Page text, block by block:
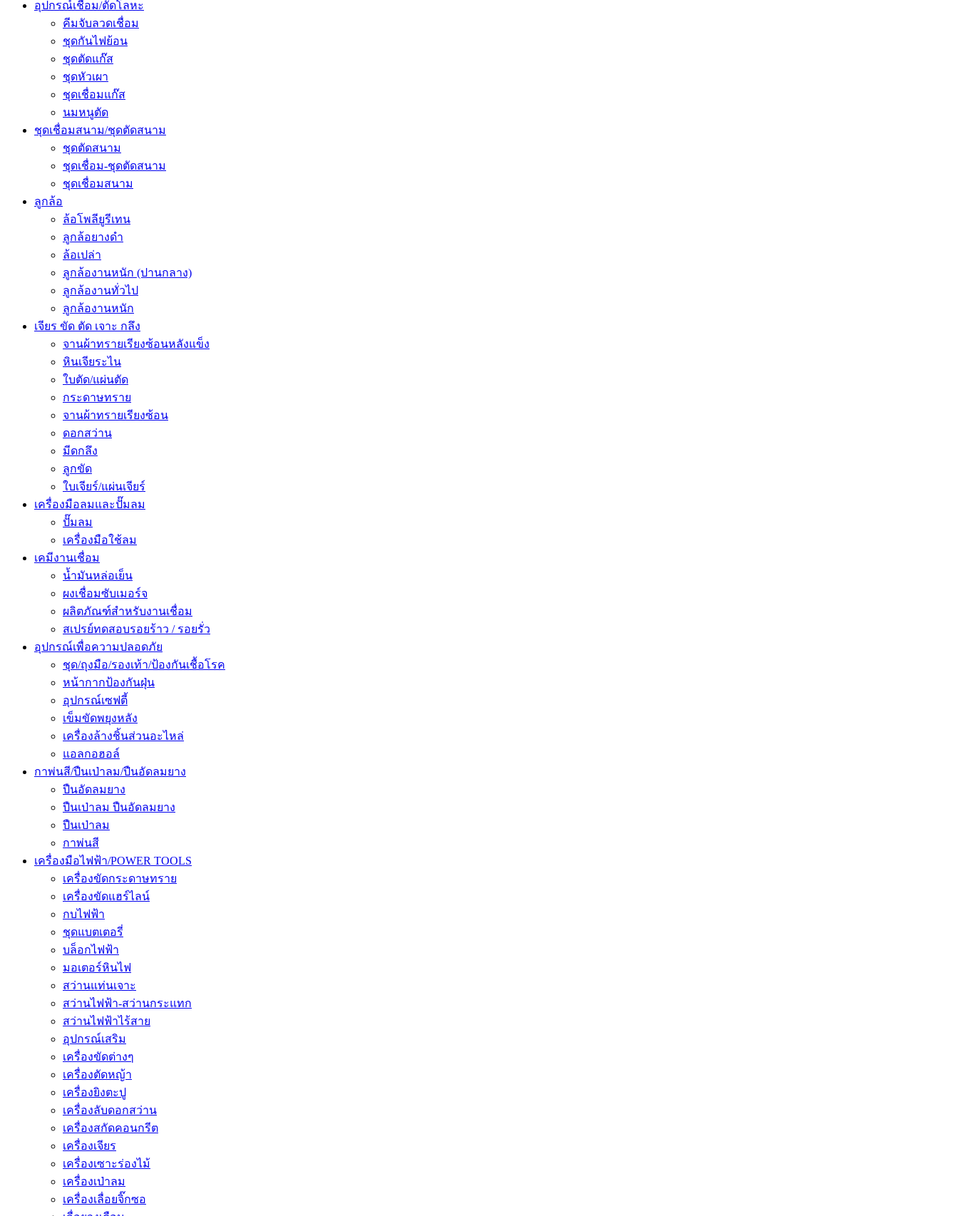
อุปกรณ์เชื่อม/ตัดโลหะ
คีมจับลวดเชื่อม
ชุดกันไฟย้อน
ชุดตัดแก๊ส
ชุดหัวเผา
ชุดเชื่อมแก๊ส
นมหนูตัด
ชุดเชื่อมสนาม/ชุดตัดสนาม
ชุดตัดสนาม
ชุดเชื่อม-ชุดตัดสนาม
ชุดเชื่อมสนาม
ลูกล้อ
ล้อโพลียูรีเทน
ลูกล้อยางดำ
ล้อเปล่า
ลูกล้องานหนัก (ปานกลาง)
ลูกล้องานทั่วไป
ลูกล้องานหนัก
เจียร ขัด ตัด เจาะ กลึง
จานผ้าทรายเรียงซ้อนหลังแข็ง
หินเจียระไน
ใบตัด/แผ่นตัด
กระดาษทราย
จานผ้าทรายเรียงซ้อน
ดอกสว่าน
มีดกลึง
ลูกขัด
ใบเจียร์/แผ่นเจียร์
เครื่องมือลมและปั๊มลม
ปั๊มลม
เครื่องมือใช้ลม
เคมีงานเชื่อม
น้ำมันหล่อเย็น
ผงเชื่อมซับเมอร์จ
ผลิตภัณฑ์สำหรับงานเชื่อม
สเปรย์ทดสอบรอยร้าว / รอยรั่ว
อุปกรณ์เพื่อความปลอดภัย
ชุด/ถุงมือ/รองเท้า/ป้องกันเชื้อโรค
หน้ากากป้องกันฝุ่น
อุปกรณ์เซฟตี้
เข็มขัดพยุงหลัง
เครื่องล้างชิ้นส่วนอะไหล่
แอลกอฮอล์
กาพ่นสี/ปืนเป่าลม/ปืนอัดลมยาง
ปืนอัดลมยาง
ปืนเป่าลม ปืนอัดลมยาง
ปืนเป่าลม
กาพ่นสี
เครื่องมือไฟฟ้า/POWER TOOLS
เครื่องขัดกระดาษทราย
เครื่องขัดแฮร์ไลน์
กบไฟฟ้า
ชุดแบตเตอรี่
บล็อกไฟฟ้า
มอเตอร์หินไฟ
สว่านแท่นเจาะ
สว่านไฟฟ้า-สว่านกระแทก
สว่านไฟฟ้าไร้สาย
อุปกรณ์เสริม
เครื่องขัดต่างๆ
เครื่องตัดหญ้า
เครื่องยิงตะปู
เครื่องลับดอกสว่าน
เครื่องสกัดคอนกรีต
เครื่องเจียร
เครื่องเซาะร่องไม้
เครื่องเป่าลม
เครื่องเลื่อยจิ๊กซอ